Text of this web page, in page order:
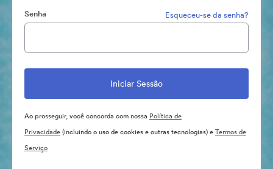
Senha Esqueceu-se da senha?
Ao prosseguir, você concorda com nossa Política de
Privacidade(incluindo o uso de cookies e outras tecnologias) eTermos de
Serviço